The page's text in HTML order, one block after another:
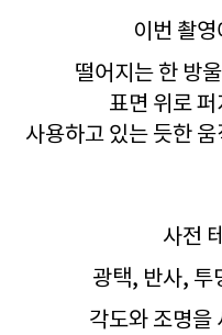
이번 촬
떨어지는 한 방
표면 위로
사용하고 있는 듯한
사전
광택, 반사, 투
각도와 조명을